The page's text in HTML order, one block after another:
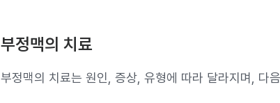
부정맥의 치료
부정맥의 치료는 원인, 증상, 유형에 따라 달라지며, 다